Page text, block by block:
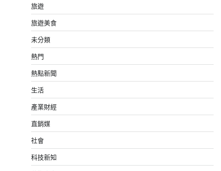
旅遊
旅遊美食
未分類
熱門
熱點新聞
生活
產業財經
直銷媒
社會
科技新知